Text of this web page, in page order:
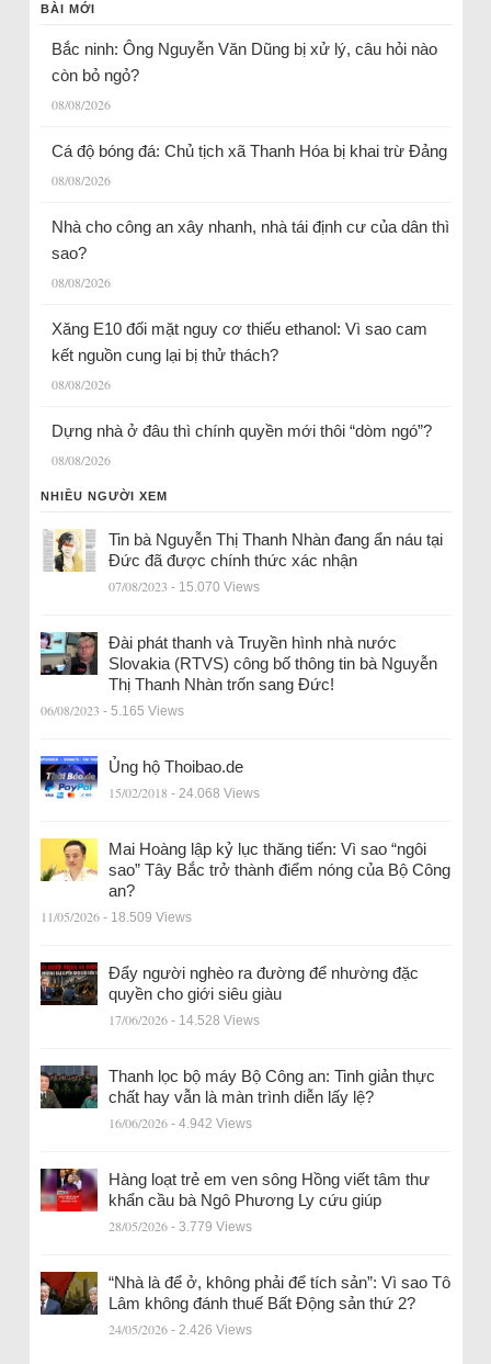
BÀI MỚI
Bắc ninh: Ông Nguyễn Văn Dũng bị xử lý, câu hỏi nào
còn bỏ ngỏ?
08/08/2026
Cá độ bóng đá: Chủ tịch xã Thanh Hóa bị khai trừ Đảng
08/08/2026
Nhà cho công an xây nhanh, nhà tái định cư của dân thì
sao?
08/08/2026
Xăng E10 đối mặt nguy cơ thiếu ethanol: Vì sao cam
kết nguồn cung lại bị thử thách?
08/08/2026
Dựng nhà ở đâu thì chính quyền mới thôi “dòm ngó”?
08/08/2026
NHIỀU NGƯỜI XEM
Tin bà Nguyễn Thị Thanh Nhàn đang ẩn náu tại
Đức đã được chính thức xác nhận
07/08/2023 - 15.070 Views
Đài phát thanh và Truyền hình nhà nước
Slovakia (RTVS) công bố thông tin bà Nguyễn
Thị Thanh Nhàn trốn sang Đức!
06/08/2023 - 5.165 Views
Ủng hộ Thoibao.de
15/02/2018 - 24.068 Views
Mai Hoàng lập kỷ lục thăng tiến: Vì sao “ngôi
sao” Tây Bắc trở thành điểm nóng của Bộ Công
an?
11/05/2026 - 18.509 Views
Đẩy người nghèo ra đường để nhường đặc
quyền cho giới siêu giàu
17/06/2026 - 14.528 Views
Thanh lọc bộ máy Bộ Công an: Tinh giản thực
chất hay vẫn là màn trình diễn lấy lệ?
16/06/2026 - 4.942 Views
Hàng loạt trẻ em ven sông Hồng viết tâm thư
khẩn cầu bà Ngô Phương Ly cứu giúp
28/05/2026 - 3.779 Views
“Nhà là để ở, không phải để tích sản”: Vì sao Tô
Lâm không đánh thuế Bất Động sản thứ 2?
24/05/2026 - 2.426 Views